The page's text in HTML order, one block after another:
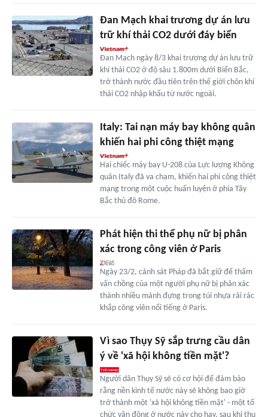
Đan Mạch khai trương dự án lưu
trữ khí thải CO2 dưới đáy biển
Đan Mạch ngày 8/3 khai trương dự án lưu trữ
khí thải CO2 ở độ sâu 1.800m dưới Biển Bắc,
trở thành nước đầu tiên trên thế giới chôn khí
thải CO2 nhập khẩu từ nước ngoài.
Italy: Tai nạn máy bay không quân
khiến hai phi công thiệt mạng
Hai chiếc máy bay U-208 của Lực lượng Không
quân Italy đã va chạm, khiến hai phi công thiệt
mạng trong một cuộc huấn luyện ở phía Tây
Bắc thủ đô Rome.
Phát hiện thi thể phụ nữ bị phân
xác trong công viên ở Paris
Ngày 23/2, cảnh sát Pháp đã bắt giữ để thẩm
vấn chồng của một người phụ nữ bị phân xác
thành nhiều mảnh đựng trong túi nhựa rải rác
khắp công viên nổi tiếng ở Paris.
Vì sao Thụy Sỹ sắp trưng cầu dân
ý về 'xã hội không tiền mặt'?
Người dân Thụy Sỹ sẽ có cơ hội để đảm bảo
rằng nền kinh tế nước này sẽ không bao giờ
trở thành một 'xã hội không tiền mặt' - một tổ
chức vận động ở nước này cho hay, sau khi thu